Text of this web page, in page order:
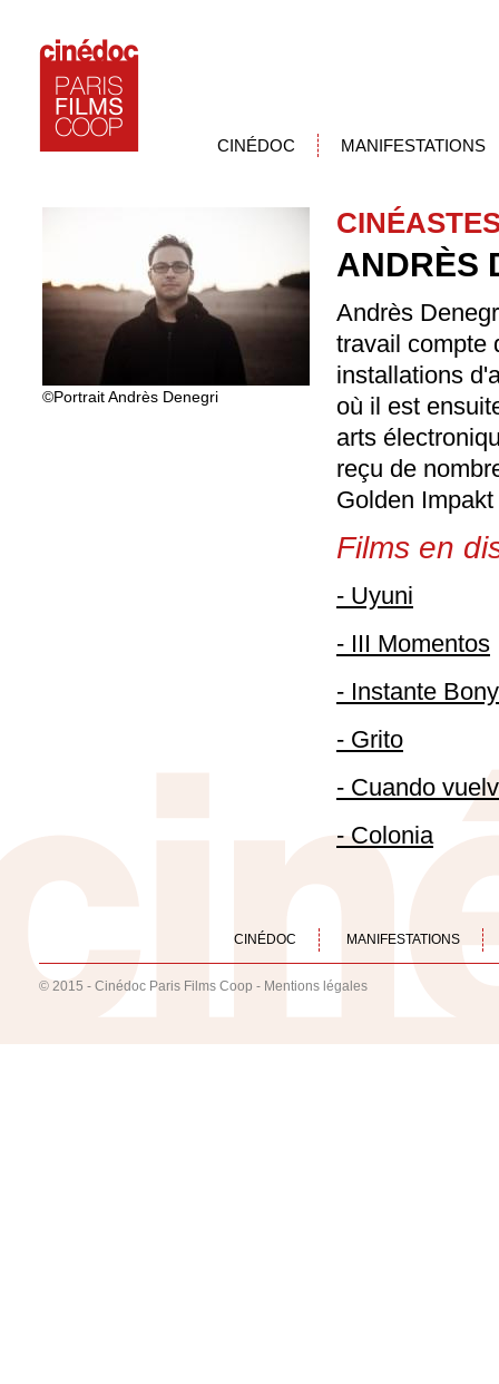
CINÉDOC MANIFESTATIONS
©Portrait Andrès Denegri
ANDRÈS
Andrès
travail compte
installations
où il est
arts
reçu de
Golden
Films en
- Uyuni
- III Momentos
- Instante Bony
- Grito
- Cuando
- Colonia
CINÉDOC MANIFESTATIONS
© 2015 - Cinédoc Paris Films Coop - Mentions légales